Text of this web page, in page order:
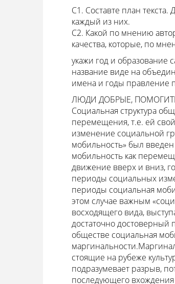
С1. Составте план
каждый из них.
С2. Какой по мнению
качества, которые, по
укажи год и образование
название виде на
имена и годы правление
ЛЮДИ ДОБРЫЕ,
Социальная структура
перемещения, т.е. ей
изменение социальной
мобильность» был
мобильность как
движение вверх и вниз,
периоды социальных
периоды социальная
этом случае важным
восходящего вида,
достаточно достоверный
обществе социальная
стоящие на рубеже
подразумевает разрыв,
последующего